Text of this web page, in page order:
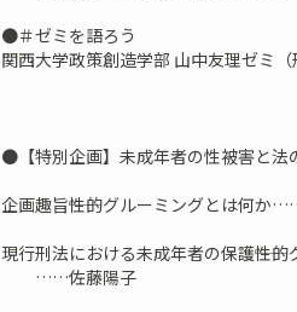
●＃ゼミを語ろう
関西大学政策創造学部 山中友理ゼミ（
●【特別企画】未成年者の性被害と法
企画趣旨――性的グルーミングとは何
現行刑法における未成年者の保護――性
……佐藤陽子